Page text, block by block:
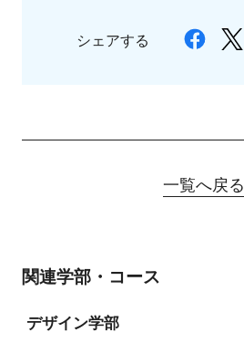
シェアする
一覧へ戻る
関連学部・コース
デザイン学部